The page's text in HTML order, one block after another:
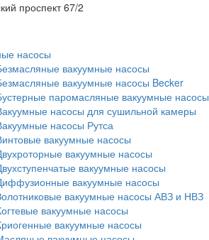
проспект 67/2
насосы
вакуумные насосы
вакуумные насосы Becker
паромасляные вакуумные насосы
насосы для сушильной камеры
насосы Рутса
вакуумные насосы
вакуумные насосы
вакуумные насосы
вакуумные насосы
вакуумные насосы АВЗ и НВЗ
вакуумные насосы
вакуумные насосы